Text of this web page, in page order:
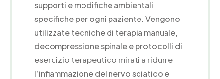
supporti e modifiche ambientali
specifiche per ogni paziente. Vengono
utilizzate tecniche di terapia manuale,
decompressione spinale e protocolli di
esercizio terapeutico mirati a ridurre
l’infiammazione del nervo sciatico e